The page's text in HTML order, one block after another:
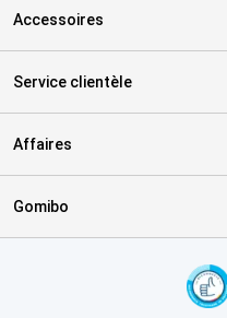
Accessoires
Service clientèle
Affaires
Gomibo